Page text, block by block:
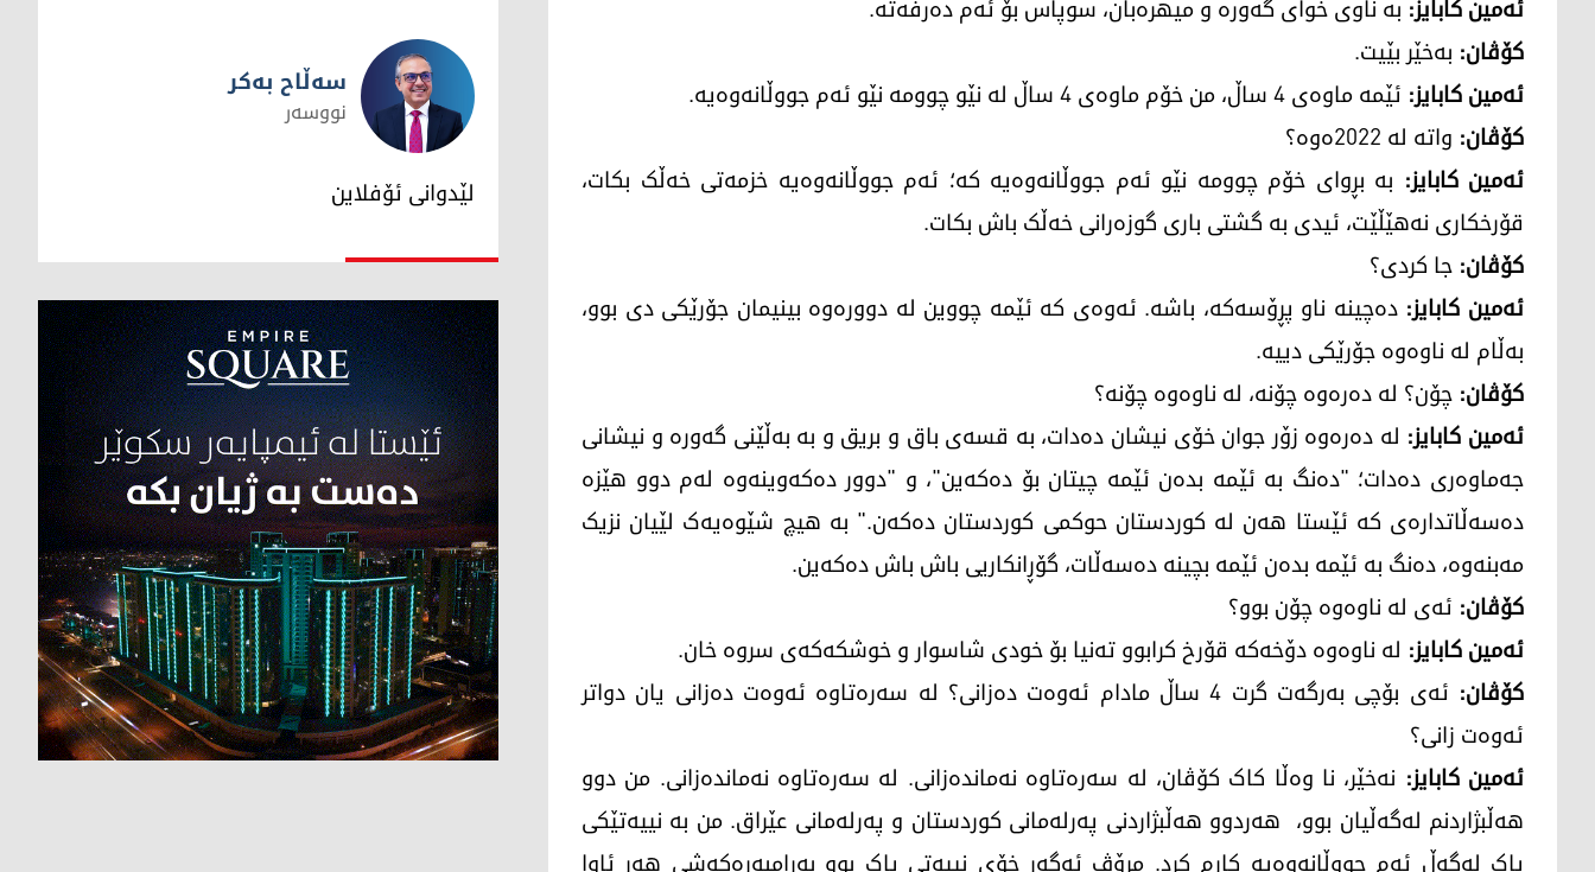
ئەمین کابایز: بە ناوی خوای گەورە و میهرەبان، سوپاس بۆ ئەم دەرفەتە.
کۆڤان: بەخێر بێیت.
ئەمین کابایز: ئێمە ماوەی 4 ساڵ، من خۆم ماوەی 4 ساڵ لە نێو چوومە نێو ئەم جووڵانەوەیە.
کۆڤان: واتە لە 2022ەوە؟
ئەمین کابایز: بە بڕوای خۆم چوومە نێو ئەم جووڵانەوەیە کە؛ ئەم جووڵانەوەیە خزمەتی خەڵک بکات،
قۆرخکاری نەهێڵێت، ئیدی بە گشتی باری گوزەرانی خەڵک باش بکات.
کۆڤان:جا کردی؟
ئەمین کابایز: دەچینە ناو پڕۆسەکە، باشە. ئەوەی کە ئێمە چووین لە دوورەوە بینیمان جۆرێکی دی بوو،
بەڵام لە ناوەوە جۆرێکی دییە.
کۆڤان:چۆن؟ لە دەرەوە چۆنە، لە ناوەوە چۆنە؟
ئەمین کابایز: لە دەرەوە زۆر جوان خۆی نیشان دەدات، بە قسەی باق و بریق و بە بەڵێنی گەورە و نیشانی
جەماوەری دەدات؛ "دەنگ بە ئێمە بدەن ئێمە چیتان بۆ دەکەین"، و "دوور دەکەوینەوە لەم دوو هێزە
دەسەڵاتدارەی کە ئێستا هەن لە کوردستان حوکمی کوردستان دەکەن." بە هیچ شێوەیەک لێیان نزیک
مەبنەوە، دەنگ بە ئێمە بدەن ئێمە بچینە دەسەڵات، گۆڕانکاریی باش باش دەکەین.
کۆڤان: ئەی لە ناوەوە چۆن بوو؟
ئەمین کابایز: لە ناوەوە دۆخەکە قۆرخ کرابوو تەنیا بۆ خودی شاسوار و خوشکەکەی سروە خان.
کۆڤان:
ئەی بۆچی بەرگەت گرت 4 ساڵ مادام ئەوەت دەزانی؟ لە سەرەتاوە ئەوەت دەزانی یان دواتر
ئەوەت زانی؟
ئەمین کابایز: نەخێر، نا وەڵا کاک کۆڤان، لە سەرەتاوە نەماندەزانی. لە سەرەتاوە نەماندەزانی. من دوو
هەڵبژاردنم لەگەڵیان بوو، هەردوو هەڵبژاردنی پەرلەمانی کوردستان و پەرلەمانی عێراق. من بە نییەتێکی
سەڵاح بەکر
سەڵاح بەکر
نووسەر
لێدوانی ئۆفلاین